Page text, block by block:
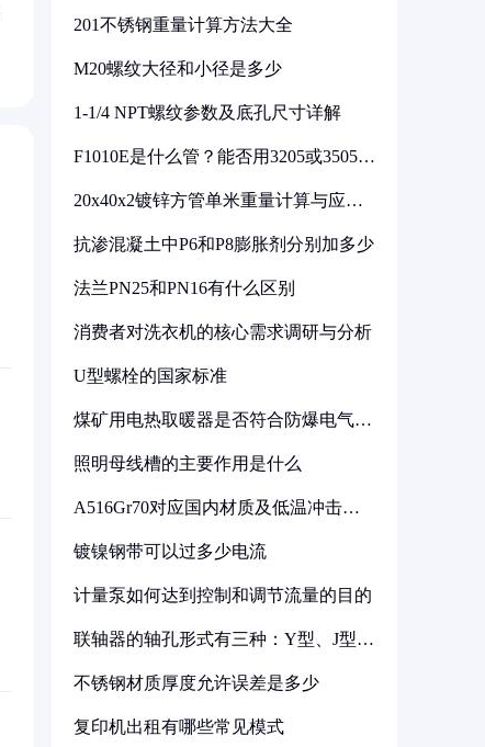
201不锈钢重量计算方法大全
M20螺纹大径和小径是多少
1-1/4 NPT螺纹参数及底孔尺寸详解
F1010E是什么管？能否用3205或3505代
20x40x2镀锌方管单米重量计算与应用
抗渗混凝土中P6和P8膨胀剂分别加多少
法兰PN25和PN16有什么区别
消费者对洗衣机的核心需求调研与分析
U型螺栓的国家标准
煤矿用电热取暖器是否符合防爆电气设
照明母线槽的主要作用是什么
A516Gr70对应国内材质及低温冲击要
镀镍钢带可以过多少电流
计量泵如何达到控制和调节流量的目的
联轴器的轴孔形式有三种：Y型、J型、
不锈钢材质厚度允许误差是多少
复印机出租有哪些常见模式